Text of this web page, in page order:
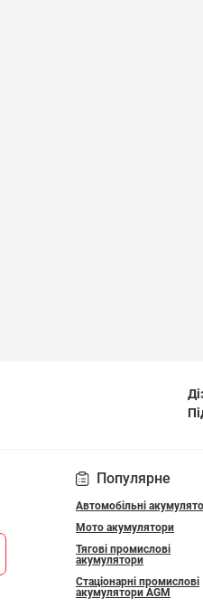
Популярне
Автомобільні
Мото акумулятори
Тягові промислові
акумулятори
Стаціонарні промислові
акумулятори АGM